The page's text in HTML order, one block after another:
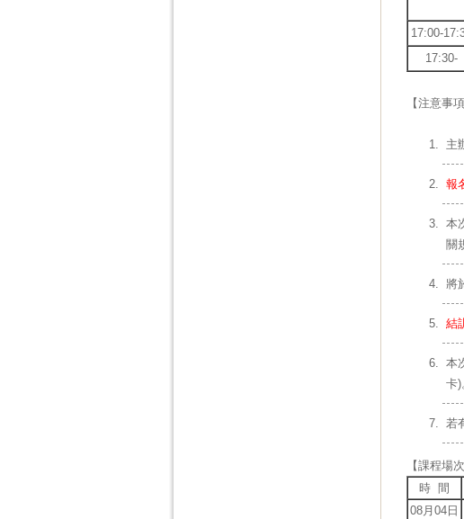
17:00-
17:30-
【注意事項
主
報
本
關
將
結
本
卡)
若
【課程場
時 間
08月04日